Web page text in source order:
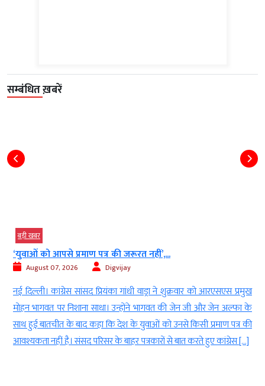
सम्बंधित ख़बरें
बड़ी खबर
40 साल पुराने बोफोर्स घोटाले की फाइल बंद,...
August 07, 2026 Digvijay
नई दिल्ली। सुप्रीम कोर्ट ने हिंदुजा ब्रदर्स को बरी करने वाले दिल्ली हाईकोर्ट के
2005 के फैसले के खिलाफ दायर अंतिम अपील को भी खारिज कर दिया है।
इसके साथ ही भारत के सबसे चर्चित और लंबे समय तक चलने वाले भ्रष्टाचार के
मामलों में से एक बोफोर्स कांड का कानूनी अध्याय हमेशा के लिए […]